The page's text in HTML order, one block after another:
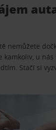
nemůžete
kamkoliv, u
Stačí si